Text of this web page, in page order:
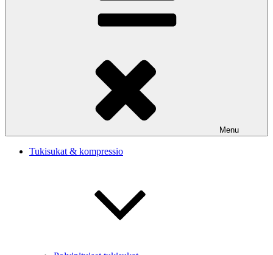
Menu
Tukisukat & kompressio